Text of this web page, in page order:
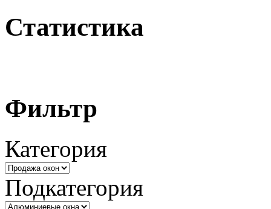
Статистика
Фильтр
Категория
Подкатегория